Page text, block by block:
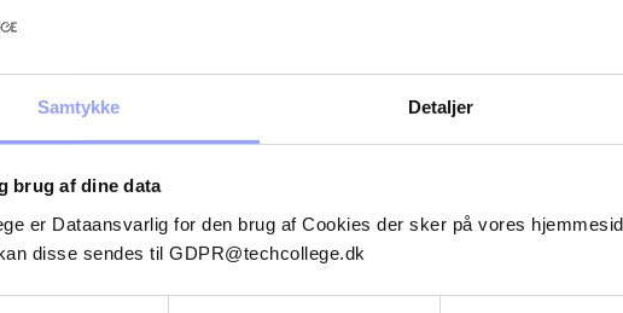
Samtykke Detaljer
brug af dine data
er Dataansvarlig for den brug af Cookies der sker på vores
disse sendes til GDPR@techcollege.dk
AFBUDSREGLER